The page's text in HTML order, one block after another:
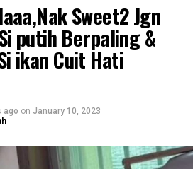
Sweet2 Jgn
putih Berpaling &
ikan Cuit Hati
ago on January 10, 2023